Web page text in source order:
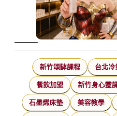
新竹頌缽課程 台北冷
餐飲加盟 新竹身心靈
石墨烯床墊 美容教學